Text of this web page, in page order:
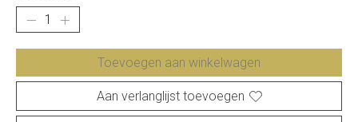
Toevoegen aan winkelwagen
Aan verlanglijst toevoegen